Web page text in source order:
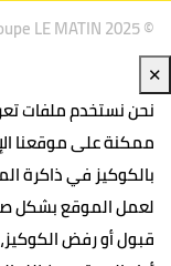
© Groupe LE MATIN 2025
✕
نحن نستخدم ملفات
ممكنة على موقعنا
بالكوكيز في ذاكرة
لعمل الموقع بشكل
قبول أو رفض